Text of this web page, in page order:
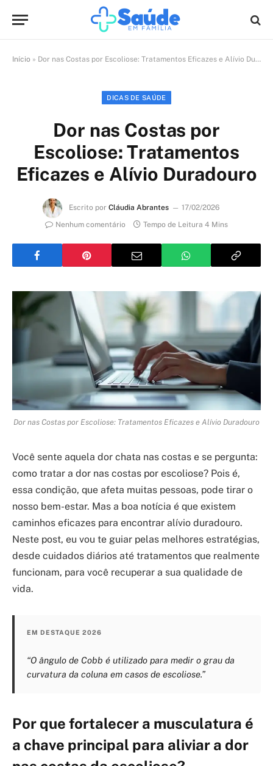
Início » Dor nas Costas por Escoliose: Tratamentos Eficazes e Alívio Duradouro
DICAS DE SAÚDE
Dor nas Costas por
Escoliose: Tratamentos
Eficazes e Alívio Duradouro
Escrito por Cláudia Abrantes
17/02/2026
Nenhum comentário
Tempo de Leitura 4 Mins
Dor nas Costas por Escoliose: Tratamentos Eficazes e Alívio Duradouro
Você sente aquela dor chata nas costas e se pergunta:
como tratar a dor nas costas por escoliose? Pois é,
essa condição, que afeta muitas pessoas, pode tirar o
nosso bem-estar. Mas a boa notícia é que existem
caminhos eficazes para encontrar alívio duradouro.
Neste post, eu vou te guiar pelas melhores estratégias,
desde cuidados diários até tratamentos que realmente
funcionam, para você recuperar a sua qualidade de
vida.
EM DESTAQUE 2026
“O ângulo de Cobb é utilizado para medir o grau da
curvatura da coluna em casos de escoliose.”
Por que fortalecer a musculatura é
a chave principal para aliviar a dor